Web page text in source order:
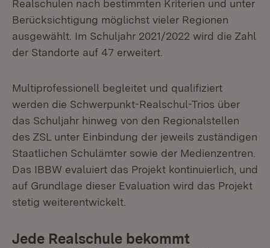
Realschulen nach bestimmten Kriterien und unter
Berücksichtigung möglichst vieler Regionen
ausgewählt. Im Schuljahr 2021/2022 wird die Zahl
der Standorte auf 47 erweitert.
Multiprofessionell begleitet und qualifiziert
werden die Schwerpunkt-Realschul-Trios über
das Schuljahr hinweg von den Regionalstellen
des ZSL unter Einbindung der jeweils zuständigen
Staatlichen Schulämter sowie der Medienzentren.
Das IBBW evaluiert das Projekt kontinuierlich, und
auf Grundlage dieser Evaluation wird das Projekt
stetig weiterentwickelt.
Jede Realschule bekommt